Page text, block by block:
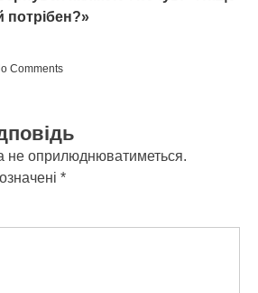
потрібен?»
Comments
не оприлюднюватиметься.
*